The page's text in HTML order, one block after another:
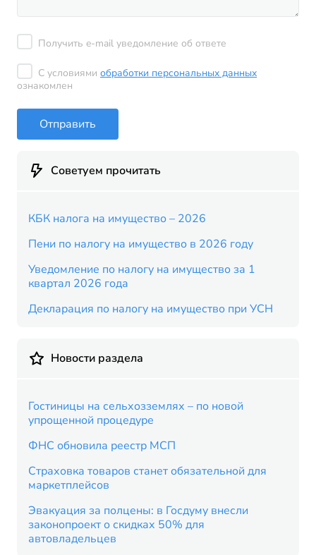
Получить e-mail уведомление об ответе
С условиями обработки персональных данных
ознакомлен
Отправить
Советуем прочитать
КБК налога на имущество – 2026
Пени по налогу на имущество в 2026 году
Уведомление по налогу на имущество за 1
квартал 2026 года
Декларация по налогу на имущество при УСН
Новости раздела
Гостиницы на сельхозземлях – по новой
упрощенной процедуре
ФНС обновила реестр МСП
Страховка товаров станет обязательной для
маркетплейсов
Эвакуация за полцены: в Госдуму внесли
законопроект о скидках 50% для
автовладельцев